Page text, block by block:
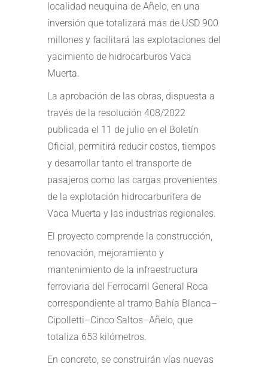
localidad neuquina de Añelo, en una
inversión que totalizará más de USD 900
millones y facilitará las explotaciones del
yacimiento de hidrocarburos Vaca
Muerta.
La aprobación de las obras, dispuesta a
través de la resolución 408/2022
publicada el 11 de julio en el Boletín
Oficial, permitirá reducir costos, tiempos
y desarrollar tanto el transporte de
pasajeros como las cargas provenientes
de la explotación hidrocarburifera de
Vaca Muerta y las industrias regionales.
El proyecto comprende la construcción,
renovación, mejoramiento y
mantenimiento de la infraestructura
ferroviaria del Ferrocarril General Roca
correspondiente al tramo Bahía Blanca–
Cipolletti–Cinco Saltos–Añelo, que
totaliza 653 kilómetros.
En concreto, se construirán vías nuevas